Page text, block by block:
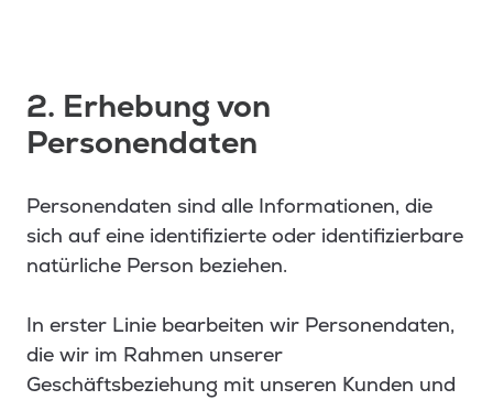
2. Erhebung von
Personendaten
Personendaten sind alle Informationen, die
sich auf eine identifizierte oder identifizierbare
natürliche Person beziehen.
In erster Linie bearbeiten wir Personendaten,
die wir im Rahmen unserer
Geschäftsbeziehung mit unseren Kunden und